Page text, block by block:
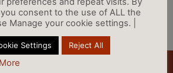
you consent to the use of ALL the
Manage your cookie settings. |
Settings Reject All